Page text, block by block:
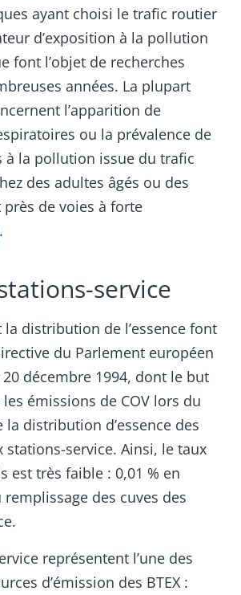
ayant choisi le trafic routier
d’exposition à la pollution
font l’objet de recherches
années. La plupart
l’apparition de
ou la prévalence de
à la pollution issue du trafic
des adultes âgés ou des
de voies à forte
.
service
la distribution de l’essence font
du Parlement européen
décembre 1994, dont le but
émissions de COV lors du
la distribution d’essence des
stations-service. Ainsi, le taux
est très faible : 0,01 % en
des cuves des
représentent l’une des
d’émission des BTEX :